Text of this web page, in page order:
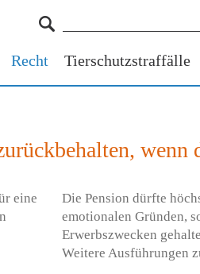
Recht Tierschutzstraffälle
eine
Die Pension dürfte
emotionalen Gründen,
Erwerbszwecken
Weitere Ausführungen